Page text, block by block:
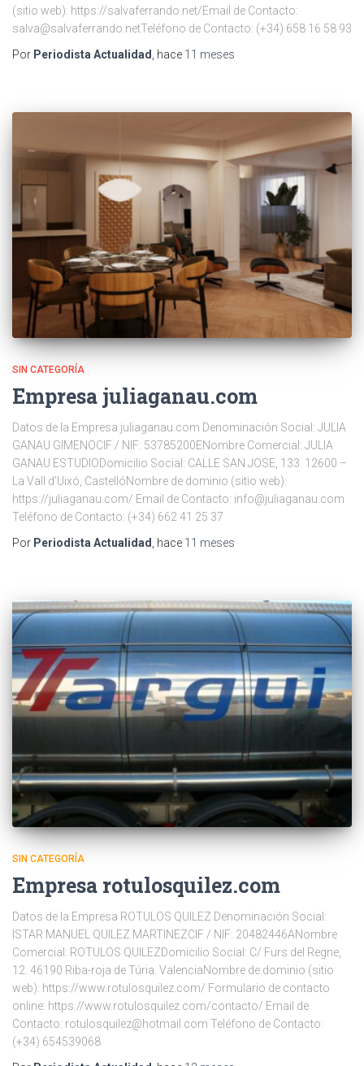
(sitio web): https://salvaferrando.net/Email de Contacto:
salva@salvaferrando.netTeléfono de Contacto: (+34) 658 16 58 93
Por Periodista Actualidad , hace 11 meses
SIN CATEGORÍA
Empresa juliaganau.com
Datos de la Empresa juliaganau.com Denominación Social: JULIA
GANAU GIMENOCIF / NIF: 53785200ENombre Comercial: JULIA
GANAU ESTUDIODomicilio Social: CALLE SAN JOSE, 133. 12600 –
La Vall d’Uixó, CastellóNombre de dominio (sitio web):
https://juliaganau.com/ Email de Contacto: info@juliaganau.com
Teléfono de Contacto: (+34) 662 41 25 37
Por Periodista Actualidad, hace 11 meses
SIN CATEGORÍA
Empresa rotulosquilez.com
Datos de la Empresa ROTULOS QUILEZ Denominación Social:
ISTAR MANUEL QUILEZ MARTINEZCIF / NIF: 20482446ANombre
Comercial: ROTULOS QUILEZDomicilio Social: C/ Furs del Regne,
12. 46190 Riba-roja de Túria. ValenciaNombre de dominio (sitio
web): https://www.rotulosquilez.com/ Formulario de contacto
online: https://www.rotulosquilez.com/contacto/ Email de
Contacto: rotulosquilez@hotmail.com Teléfono de Contacto:
(+34) 654539068